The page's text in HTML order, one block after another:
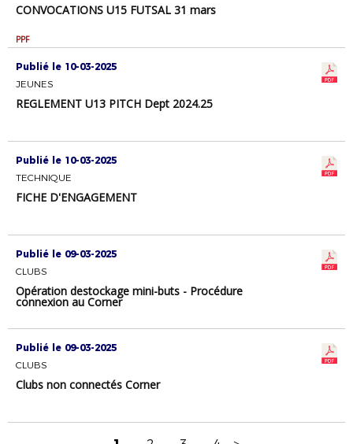
CONVOCATIONS U15 FUTSAL 31 mars
PPF
Publié le 10-03-2025
JEUNES
REGLEMENT U13 PITCH Dept 2024.25
Publié le 10-03-2025
TECHNIQUE
FICHE D'ENGAGEMENT
Publié le 09-03-2025
CLUBS
Opération destockage mini-buts - Procédure
connexion au Corner
Publié le 09-03-2025
CLUBS
Clubs non connectés Corner